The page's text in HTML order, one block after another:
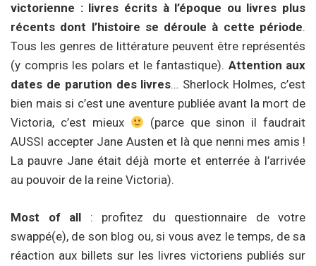
victorienne : livres écrits à l’époque ou livres plus
récents dont l’histoire se déroule à cette période.
Tous les genres de littérature peuvent être représentés
(y compris les polars et le fantastique). Attention aux
dates de parution des livres… Sherlock Holmes, c’est
bien mais si c’est une aventure publiée avant la mort de
Victoria, c’est mieux
(parce que sinon il faudrait
AUSSI accepter Jane Austen et là que nenni mes amis !
La pauvre Jane était déjà morte et enterrée à l’arrivée
au pouvoir de la reine Victoria).
Most of all : profitez du questionnaire de votre
swappé(e), de son blog ou, si vous avez le temps, de sa
réaction aux billets sur les livres victoriens publiés sur